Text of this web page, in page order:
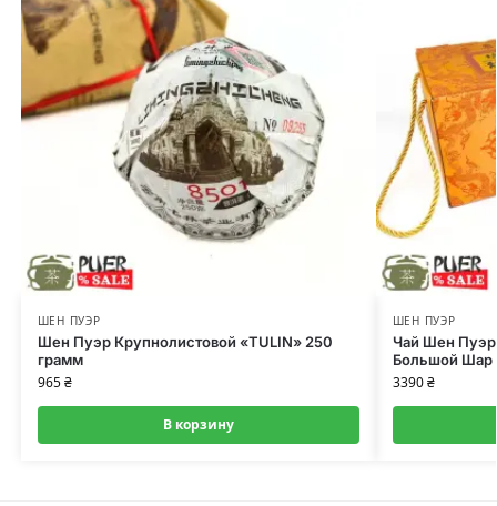
ШЕН ПУЭР
Шен Пуэр Крупнолистовой «TULIN» 250
грамм
965₴
В корзину
ШЕН ПУЭР
Чай Шен Пуэр
Большой Шар
3390₴